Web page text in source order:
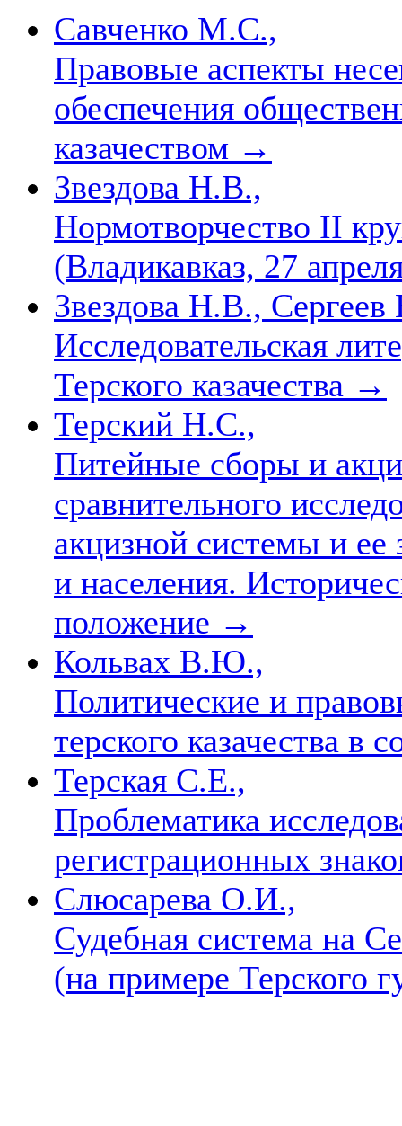
Савченко М.С.,
Правовые аспекты
обеспечения
казачеством →
Звездова Н.В.,
Нормотворчество II
(Владикавказ, 27
Звездова Н.В.,
Исследовательская
Терского казачества →
Терский Н.С.,
Питейные сборы и
сравнительного
акцизной системы и ее
и населения.
положение →
Кольвах В.Ю.,
Политические и
терского казачества
Терская С.Е.,
Проблематика
регистрационных
Слюсарева О.И.,
Судебная система на
(на примере Терского